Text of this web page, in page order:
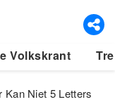
Volkskrant
Kan Niet 5 Letters